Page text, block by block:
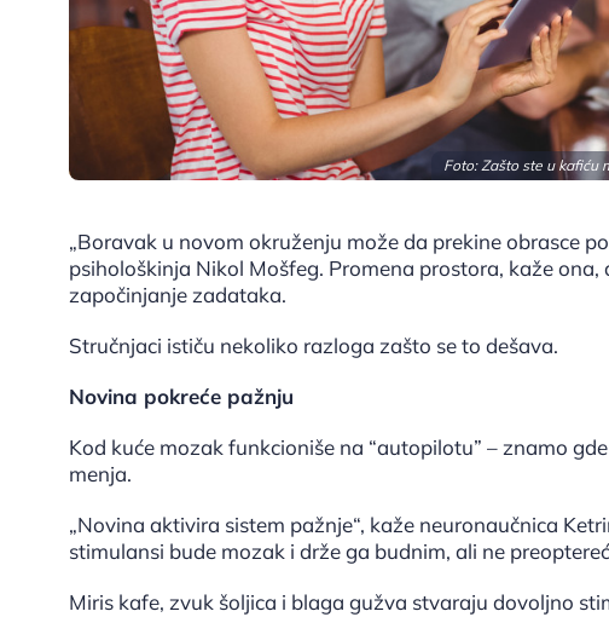
Foto: Zašto ste u kafiću
„Boravak u novom okruženju može da prekine obrasce
psihološkinja Nikol Mošfeg. Promena prostora, kaže ona,
započinjanje zadataka.
Stručnjaci ističu nekoliko razloga zašto se to dešava.
Novina pokreće pažnju
Kod kuće mozak funkcioniše na “autopilotu” – znamo
menja.
„Novina aktivira sistem pažnje“, kaže neuronaučnica
stimulansi bude mozak i drže ga budnim, ali ne
Miris kafe, zvuk šoljica i blaga gužva stvaraju dovoljno